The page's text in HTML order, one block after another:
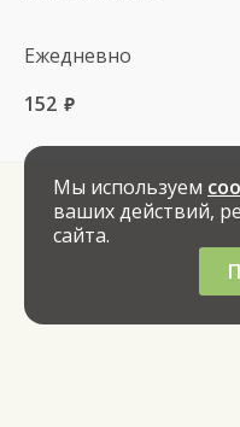
Ежедневно
152 руб.
Мы используем
ваших действий,
сайта.